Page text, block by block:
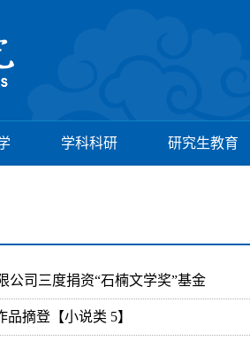
学科科研 研究生教育
公司三度捐资“石楠文学奖”基金
摘登【小说类 5】